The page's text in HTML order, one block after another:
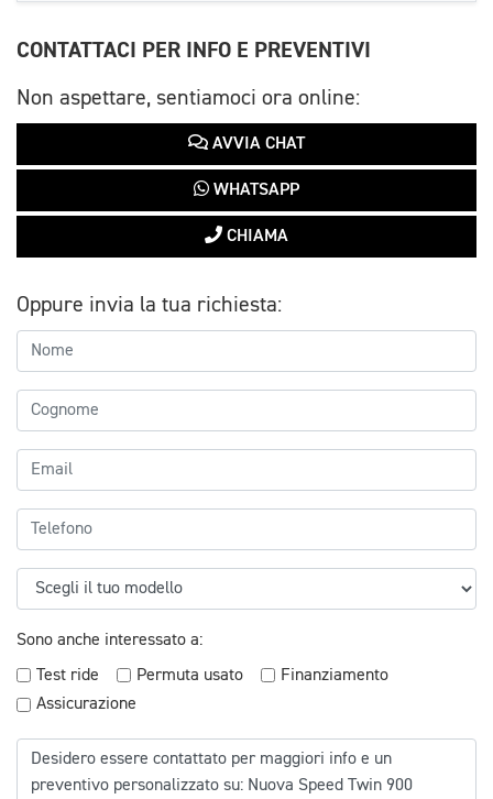
CONTATTACI PER INFO E PREVENTIVI
Non aspettare, sentiamoci ora online:
AVVIA CHAT
WHATSAPP
CHIAMA
Oppure invia la tua richiesta:
Sono anche interessato a:
Test ride
Permuta usato
Finanziamento
Assicurazione